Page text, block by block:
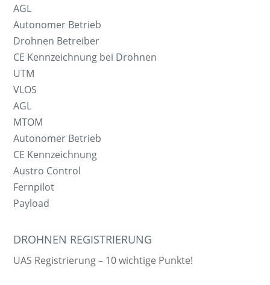
AGL
Autonomer Betrieb
Drohnen Betreiber
CE Kennzeichnung bei Drohnen
UTM
VLOS
AGL
MTOM
Autonomer Betrieb
CE Kennzeichnung
Austro Control
Fernpilot
Payload
DROHNEN REGISTRIERUNG
UAS Registrierung – 10 wichtige Punkte!